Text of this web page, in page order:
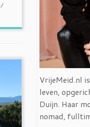
/
VrijeMeid.nl
leven,
Duijn. Haar
nomad,